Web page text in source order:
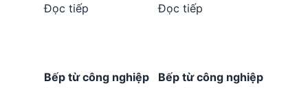
Đọc tiếp Đọc tiếp
Bếp từ công nghiệp
Bếp từ công nghiệp